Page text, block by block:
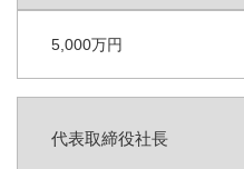
5,000万円
代表取締役社長
1B流量の制御